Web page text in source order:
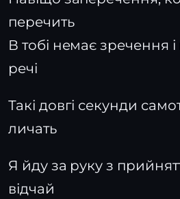
перечить
В тобі немає зречення і
речі
Такі довгі секунди
личать
Я йду за руку з
відчай